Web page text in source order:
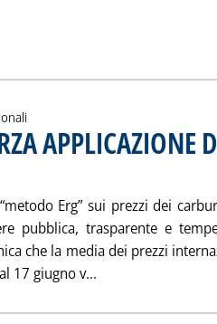
IN €/LT DEI “PREZZI
APPLICAZIONE
alle 14.55.
Erg” sui prezzi dei
pubblica, trasparente e
che la media dei prezzi
17 giugno v...